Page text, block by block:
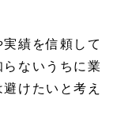
績を信頼して
ないうちに業
けたいと考え